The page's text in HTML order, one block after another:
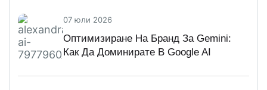
07 юли 2026
Оптимизиране На Бранд За Gemini:
Как Да Доминирате В Google AI